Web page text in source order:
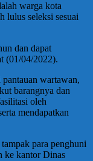
warga kota
lulus seleksi sesuai
dan dapat
(01/04/2022).
wartawan,
barangnya dan
oleh
mendapatkan
para penghuni
ke kantor Dinas